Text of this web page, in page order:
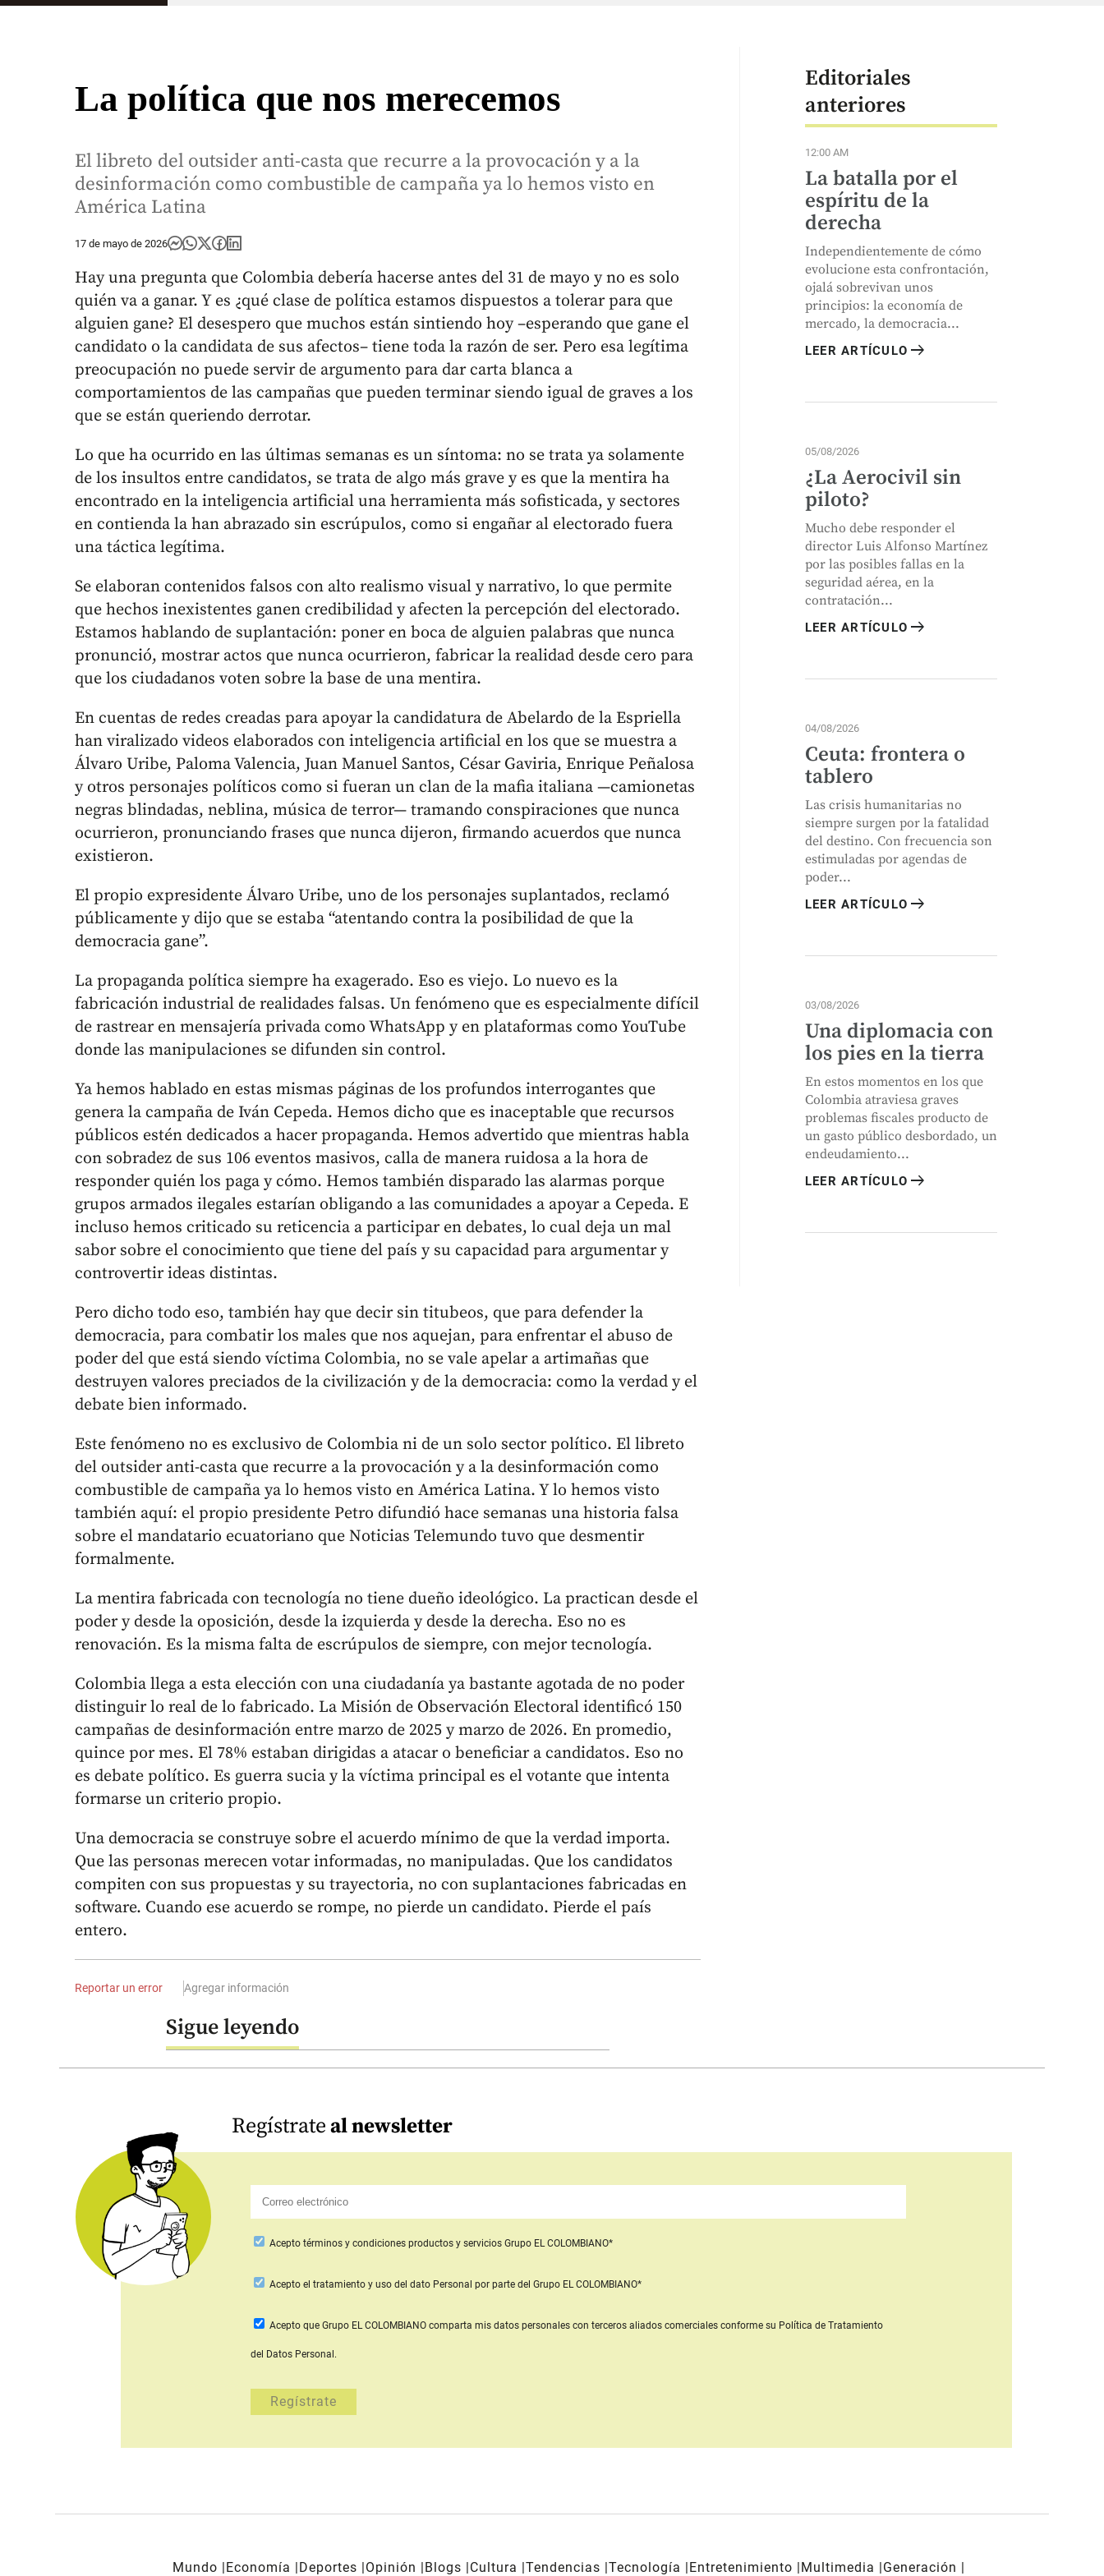
La política que nos merecemos
El libreto del outsider anti-casta que recurre a la provocación y a la
desinformación como combustible de campaña ya lo hemos visto en
América Latina
17 de mayo de 2026
Hay una pregunta que Colombia debería hacerse antes del 31 de mayo y no es solo
quién va a ganar. Y es ¿qué clase de política estamos dispuestos a tolerar para que
alguien gane? El desespero que muchos están sintiendo hoy –esperando que gane el
candidato o la candidata de sus afectos– tiene toda la razón de ser. Pero esa legítima
preocupación no puede servir de argumento para dar carta blanca a
comportamientos de las campañas que pueden terminar siendo igual de graves a los
que se están queriendo derrotar.
Lo que ha ocurrido en las últimas semanas es un síntoma: no se trata ya solamente
de los insultos entre candidatos, se trata de algo más grave y es que la mentira ha
encontrado en la inteligencia artificial una herramienta más sofisticada, y sectores
en contienda la han abrazado sin escrúpulos, como si engañar al electorado fuera
una táctica legítima.
Se elaboran contenidos falsos con alto realismo visual y narrativo, lo que permite
que hechos inexistentes ganen credibilidad y afecten la percepción del electorado.
Estamos hablando de suplantación: poner en boca de alguien palabras que nunca
pronunció, mostrar actos que nunca ocurrieron, fabricar la realidad desde cero para
que los ciudadanos voten sobre la base de una mentira.
En cuentas de redes creadas para apoyar la candidatura de Abelardo de la Espriella
han viralizado videos elaborados con inteligencia artificial en los que se muestra a
Álvaro Uribe, Paloma Valencia, Juan Manuel Santos, César Gaviria, Enrique Peñalosa
y otros personajes políticos como si fueran un clan de la mafia italiana —camionetas
negras blindadas, neblina, música de terror— tramando conspiraciones que nunca
ocurrieron, pronunciando frases que nunca dijeron, firmando acuerdos que nunca
existieron.
El propio expresidente Álvaro Uribe, uno de los personajes suplantados, reclamó
públicamente y dijo que se estaba “atentando contra la posibilidad de que la
democracia gane”.
La propaganda política siempre ha exagerado. Eso es viejo. Lo nuevo es la
fabricación industrial de realidades falsas. Un fenómeno que es especialmente difícil
de rastrear en mensajería privada como WhatsApp y en plataformas como YouTube
donde las manipulaciones se difunden sin control.
Ya hemos hablado en estas mismas páginas de los profundos interrogantes que
genera la campaña de Iván Cepeda. Hemos dicho que es inaceptable que recursos
públicos estén dedicados a hacer propaganda. Hemos advertido que mientras habla
con sobradez de sus 106 eventos masivos, calla de manera ruidosa a la hora de
responder quién los paga y cómo. Hemos también disparado las alarmas porque
grupos armados ilegales estarían obligando a las comunidades a apoyar a Cepeda. E
incluso hemos criticado su reticencia a participar en debates, lo cual deja un mal
sabor sobre el conocimiento que tiene del país y su capacidad para argumentar y
controvertir ideas distintas.
Pero dicho todo eso, también hay que decir sin titubeos, que para defender la
democracia, para combatir los males que nos aquejan, para enfrentar el abuso de
poder del que está siendo víctima Colombia, no se vale apelar a artimañas que
destruyen valores preciados de la civilización y de la democracia: como la verdad y el
debate bien informado.
Este fenómeno no es exclusivo de Colombia ni de un solo sector político. El libreto
del outsider anti-casta que recurre a la provocación y a la desinformación como
combustible de campaña ya lo hemos visto en América Latina. Y lo hemos visto
también aquí: el propio presidente Petro difundió hace semanas una historia falsa
sobre el mandatario ecuatoriano que Noticias Telemundo tuvo que desmentir
formalmente.
La mentira fabricada con tecnología no tiene dueño ideológico. La practican desde el
poder y desde la oposición, desde la izquierda y desde la derecha. Eso no es
renovación. Es la misma falta de escrúpulos de siempre, con mejor tecnología.
Colombia llega a esta elección con una ciudadanía ya bastante agotada de no poder
distinguir lo real de lo fabricado. La Misión de Observación Electoral identificó 150
campañas de desinformación entre marzo de 2025 y marzo de 2026. En promedio,
quince por mes. El 78% estaban dirigidas a atacar o beneficiar a candidatos. Eso no
es debate político. Es guerra sucia y la víctima principal es el votante que intenta
formarse un criterio propio.
Una democracia se construye sobre el acuerdo mínimo de que la verdad importa.
Que las personas merecen votar informadas, no manipuladas. Que los candidatos
compiten con sus propuestas y su trayectoria, no con suplantaciones fabricadas en
software. Cuando ese acuerdo se rompe, no pierde un candidato. Pierde el país
entero.
Reportar un error Agregar información
Sigue leyendo
Editoriales
anteriores
12:00 AM
La batalla por el
espíritu de la
derecha
Independientemente de cómo
evolucione esta confrontación,
ojalá sobrevivan unos
principios: la economía de
mercado, la democracia...
LEER ARTÍCULO arrow_right_alt
05/08/2026
¿La Aerocivil sin
piloto?
Mucho debe responder el
director Luis Alfonso Martínez
por las posibles fallas en la
seguridad aérea, en la
contratación...
LEER ARTÍCULO arrow_right_alt
04/08/2026
Ceuta: frontera o
tablero
Las crisis humanitarias no
siempre surgen por la fatalidad
del destino. Con frecuencia son
estimuladas por agendas de
poder...
LEER ARTÍCULO arrow_right_alt
03/08/2026
Una diplomacia con
los pies en la tierra
En estos momentos en los que
Colombia atraviesa graves
problemas fiscales producto de
un gasto público desbordado, un
endeudamiento...
LEER ARTÍCULO arrow_right_alt
Regístrateal newsletter
Acepto términos y condiciones productos y servicios Grupo EL COLOMBIANO*
Aceptoel tratamiento y uso del dato Personal por parte del Grupo EL COLOMBIANO*
Acepto que Grupo EL COLOMBIANO comparta mis datos personales con terceros aliados comercialesconforme su Política de Tratamiento
del Datos Personal.
Mundo Economía Deportes Opinión Blogs Cultura Tendencias Tecnología Entretenimiento Multimedia Generación